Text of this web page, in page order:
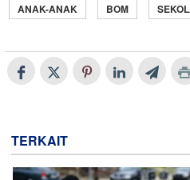
ANAK-ANAK BOM
TERKAIT